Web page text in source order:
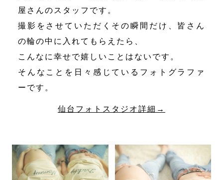
屋さんのスタッフです。
撮影をさせていただくその瞬間だけ、皆さん
の輪の中に入れてもらえたら、
こんなに幸せで嬉しいことはないです。
そんなことを日々感じているフォトグラファ
ーです。
仙台フォトスタジオ詳細→